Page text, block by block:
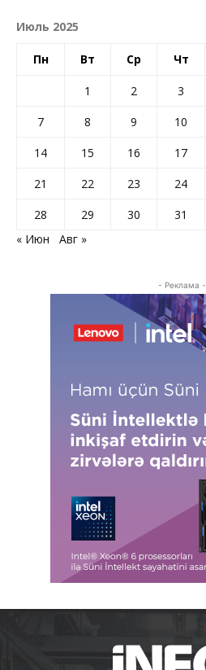
Июль 2025
Пн Вт Ср Чт
1 2 3
7
8 9 10
14
15 16 17
21
22 23 24
28
29 30
31
« Июн
Авг »
- Реклама -